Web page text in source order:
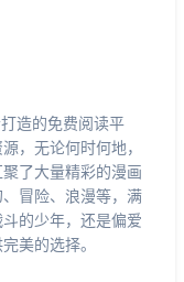
造的免费阅读平
，无论何时何地，
了大量精彩的漫画
冒险、浪漫等，满
的少年，还是偏爱
美的选择。